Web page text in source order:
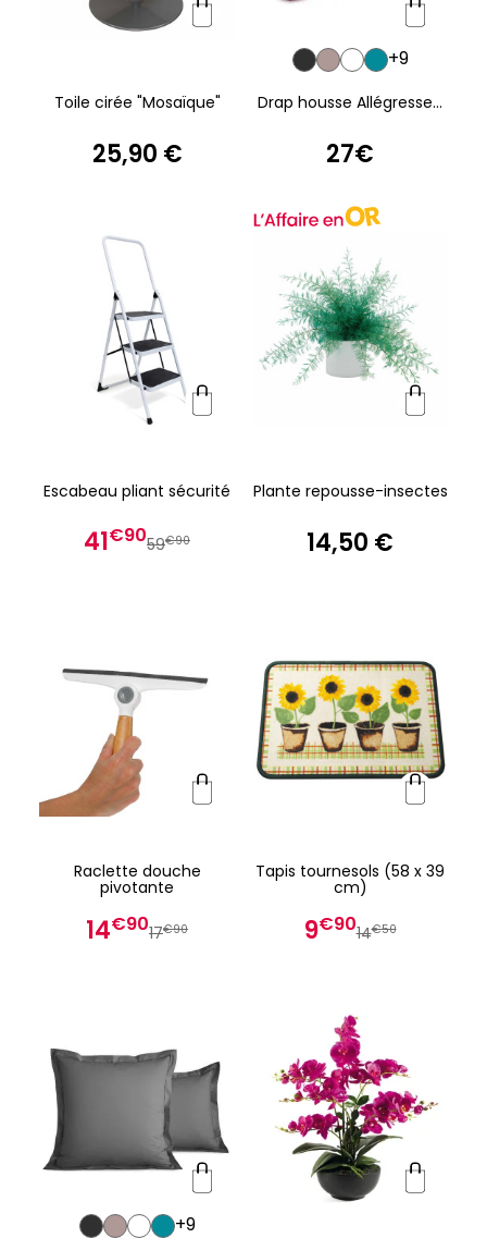
Toile cirée "Mosaïque"
25,90 €
Drap housse Allégresse...
27€
+9
Escabeau pliant sécurité
41€9059€90
Plante repousse-insectes
14,50 €
Raclette douche
pivotante
14€9017€90
Tapis tournesols (58 x 39
cm)
9€9014€50
+9